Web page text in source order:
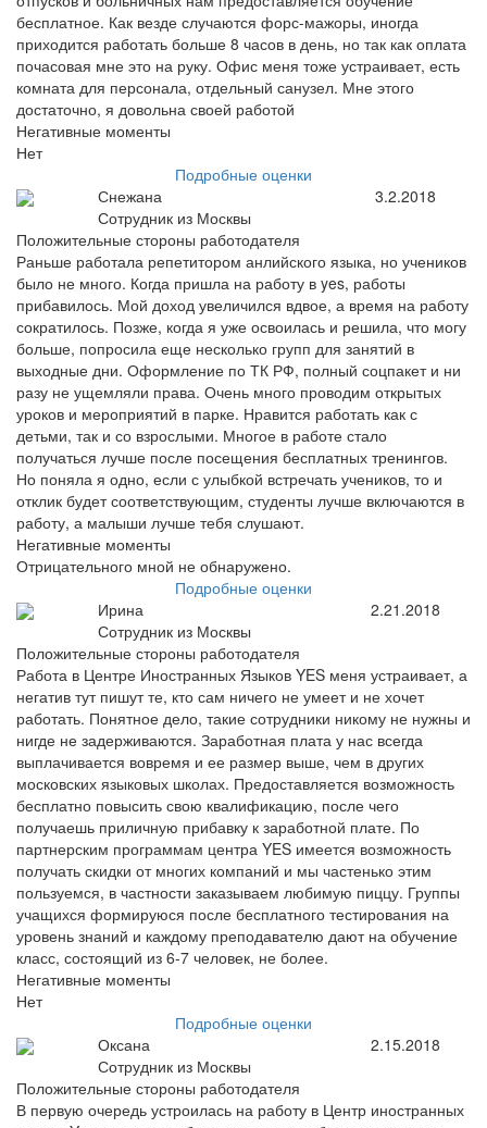
бесплатное. Как везде случаются форс-мажоры, иногда
приходится работать больше 8 часов в день, но так как оплата
почасовая мне это на руку. Офис меня тоже устраивает, есть
комната для персонала, отдельный санузел. Мне этого
достаточно, я довольна своей работой
Негативные моменты
Нет
Подробные оценки
Снежана
Сотрудник из Москвы
3.2.2018
Положительные стороны работодателя
Раньше работала репетитором анлийского языка, но учеников
было не много. Когда пришла на работу в yes, работы
прибавилось. Мой доход увеличился вдвое, а время на работу
сократилось. Позже, когда я уже освоилась и решила, что могу
больше, попросила еще несколько групп для занятий в
выходные дни. Оформление по ТК РФ, полный соцпакет и ни
разу не ущемляли права. Очень много проводим открытых
уроков и мероприятий в парке. Нравится работать как с
детьми, так и со взрослыми. Многое в работе стало
получаться лучше после посещения бесплатных тренингов.
Но поняла я одно, если с улыбкой встречать учеников, то и
отклик будет соответствующим, студенты лучше включаются в
работу, а малыши лучше тебя слушают.
Негативные моменты
Отрицательного мной не обнаружено.
Подробные оценки
Ирина
Сотрудник из Москвы
2.21.2018
Положительные стороны работодателя
Работа в Центре Иностранных Языков YES меня устраивает, а
негатив тут пишут те, кто сам ничего не умеет и не хочет
работать. Понятное дело, такие сотрудники никому не нужны и
нигде не задерживаются. Заработная плата у нас всегда
выплачивается вовремя и ее размер выше, чем в других
московских языковых школах. Предоставляется возможность
бесплатно повысить свою квалификацию, после чего
получаешь приличную прибавку к заработной плате. По
партнерским программам центра YES имеется возможность
получать скидки от многих компаний и мы частенько этим
пользуемся, в частности заказываем любимую пиццу. Группы
учащихся формируюся после бесплатного тестирования на
уровень знаний и каждому преподавателю дают на обучение
класс, состоящий из 6-7 человек, не более.
Негативные моменты
Нет
Подробные оценки
Оксана
Сотрудник из Москвы
2.15.2018
Положительные стороны работодателя
В первую очередь устроилась на работу в Центр иностранных